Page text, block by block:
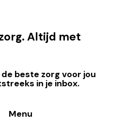
Altijd met
beste zorg voor jou
in je inbox.
Menu